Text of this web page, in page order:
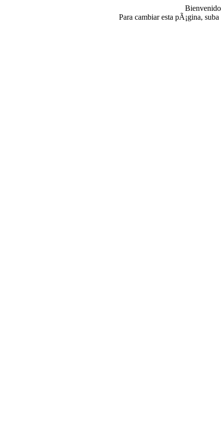
Para cambiar esta pÃ¡gina,